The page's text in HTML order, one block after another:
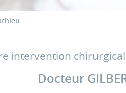
intervention
Docteur